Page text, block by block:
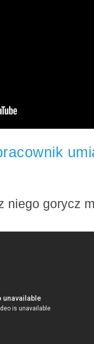
niego gorycz